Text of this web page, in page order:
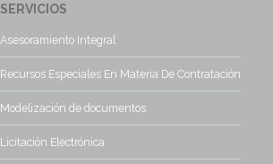
SERVICIOS
Asesoramiento Integral
Recursos Especiales En Materia De Contratación
Modelización de documentos
Licitación Electrónica